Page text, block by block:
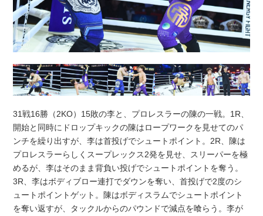
31戦16勝（2KO）15敗の李と、プロレスラーの陳の一戦。1R、
開始と同時にドロップキックの陳はロープワークを見せてのパ
ンチを繰り出すが、李は首投げでシュートポイント。2R、陳は
プロレスラーらしくスープレックス2発を見せ、スリーパーを極
めるが、李はそのまま背負い投げでシュートポイントを奪う。
3R、李はボディブロー連打でダウンを奪い、首投げで2度のシ
ュートポイントゲット。陳はボディスラムでシュートポイント
を奪い返すが、タックルからのパウンドで減点を喰らう。李が